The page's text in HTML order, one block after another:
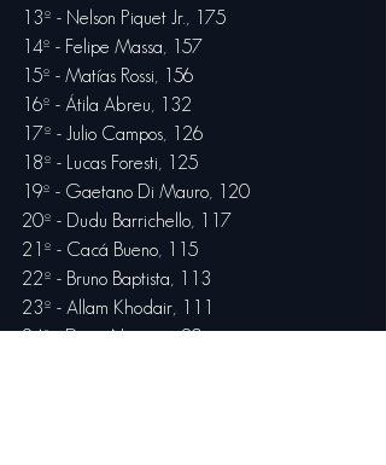
13º - Nelson Piquet Jr., 175
14º - Felipe Massa, 157
15º - Matías Rossi, 156
16º - Átila Abreu, 132
17º - Julio Campos, 126
18º - Lucas Foresti, 125
19º - Gaetano Di Mauro, 120
20º - Dudu Barrichello, 117
21º - Cacá Bueno, 115
22º - Bruno Baptista, 113
23º - Allam Khodair, 111
24º - Denis Navarro, 89